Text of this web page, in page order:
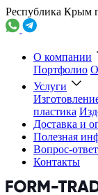
Республика Крым
О компании
Портфолио
Услуги
пластика
Доставка и
Полезная
Вопрос-ответ
Контакты